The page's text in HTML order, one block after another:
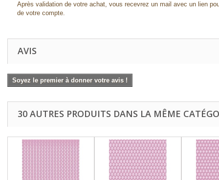
Après validation de votre achat, vous recevrez un mail avec un lien
de votre compte.
AVIS
Soyez le premier à donner votre avis !
30 AUTRES PRODUITS DANS LA MÊME